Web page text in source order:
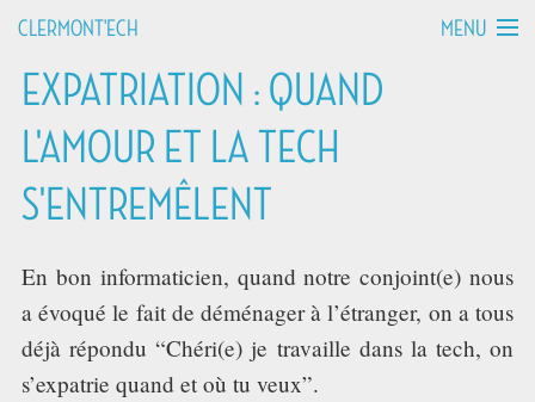
CLERMONT'ECH MENU
MANIFESTO
API HOURS
TALKS
WORKSHOPS
GROUPS
EXPATRIATION : QUAND
L'AMOUR ET LA TECH
S'ENTREMÊLENT
En bon informaticien, quand notre conjoint(e) nous
a évoqué le fait de déménager à l’étranger, on a tous
déjà répondu “Chéri(e) je travaille dans la tech, on
s’expatrie quand et où tu veux”.